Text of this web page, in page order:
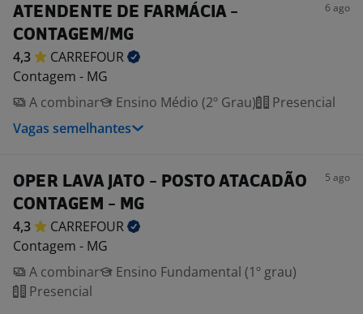
ATENDENTE DE FARMÁCIA -
CONTAGEM/MG
6 ago
4,3
CARREFOUR
Contagem - MG
A combinar
Ensino Médio (2º Grau)
Presencial
Vagas semelhantes
OPER LAVA JATO - POSTO ATACADÃO
CONTAGEM - MG
5 ago
4,3
CARREFOUR
Contagem - MG
A combinar
Ensino Fundamental (1º grau)
Presencial